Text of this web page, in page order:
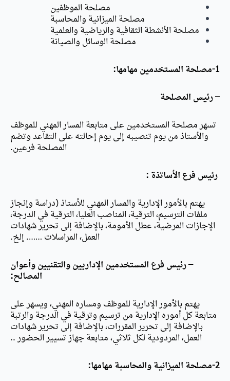
مصلحة الموظفين
مصلحة الميزانية والمحاسبة
مصلحة الأنشطة الثقافية والرياضية والعلمية
مصلحة الوسائل والصيانة
1-مصلحة المستخدمين مهامها:
– رئيس المصلحة
تسهر مصلحة المستخدمين على متابعة المسار المهني للموظف
والأستاذ من يوم تنصيبه إلى يوم إحالته على التقاعد وتضم
المصلحة فرعين.
رئيس فرع الأساتذة :
يهتم بالأمور الإدارية والمسار المهني للأستاذ (دراسة وإنجاز
ملفات الترسيم، الترقية، المناصب العليا، الترقية في الدرجة،
الإجازات المرضية، عطل الأمومة، بالإضافة إلى تحرير شهادات
العمل، المراسلات ……. إلخ.
– رئيس فرع المستخدمين الإداريين والتقنيين وأعوان
المصالح:
يهتم بالأمور الإدارية للموظف ومساره المهني، ويسهر على
متابعة كل أموره الإدارية من ترسيم وترقية في الدرجة والرتبة
بالإضافة إلى تحرير المقررات، بالإضافة إلى تحرير شهادات
العمل، المردودية لكل ثلاثي، متابعة جهاز تسيير الحضور ..
2-مصلحة الميزانية والمحاسبة مهامها: